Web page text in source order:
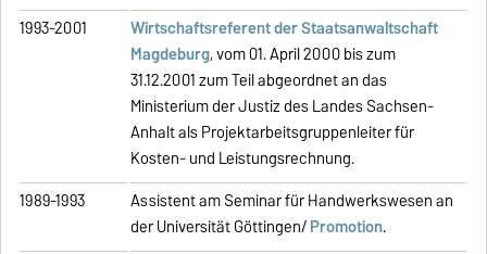
1993-2001
Wirtschaftsreferent der Staatsanwaltschaft
Magdeburg, vom 01. April 2000 bis zum
31.12.2001 zum Teil abgeordnet an das
Ministerium der Justiz des Landes Sachsen-
Anhalt als Projektarbeitsgruppenleiter für
Kosten- und Leistungsrechnung.
1989-1993
Assistent am Seminar für Handwerkswesen an
der Universität Göttingen/Promotion.